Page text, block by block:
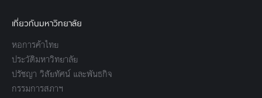
เกี่ยวกับมหาวิทยาลัย
หอการค้าไทย
ประวัติมหาวิทยาลัย
ปรัชญา วิสัยทัศน์ และพันธกิจ
กรรมการสภาฯ